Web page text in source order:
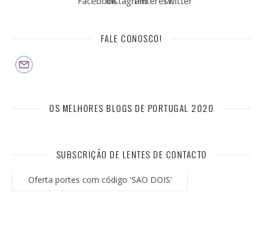
FALE CONOSCO!
OS MELHORES BLOGS DE PORTUGAL 2020
SUBSCRIÇÃO DE LENTES DE CONTACTO
Oferta portes com código 'SAO DOIS'